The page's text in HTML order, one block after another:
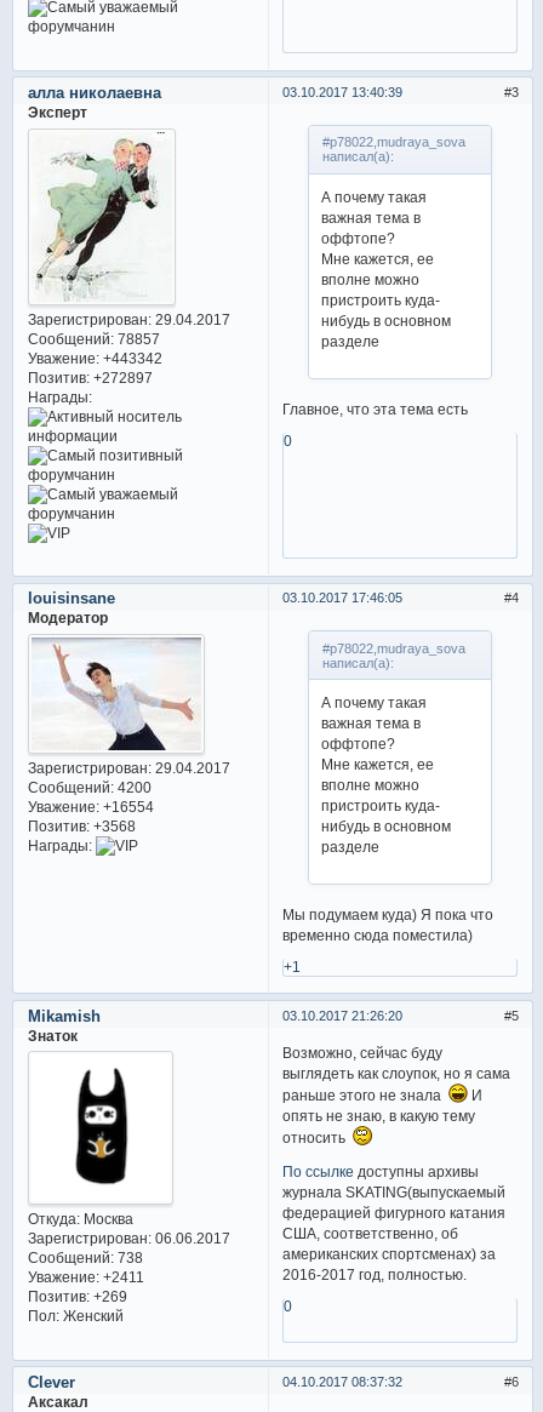
3
03.10.2017 13:40:39
алла николаевна
Эксперт
Зарегистрирован: 29.04.2017
Сообщений:78857
Уважение: +443342
Позитив: +272897
Награды:
#p78022,mudraya_sova
написал(а):
А почему такая
важная тема в
оффтопе?
Мне кажется, ее
вполне можно
пристроить куда-
нибудь в основном
разделе
Главное, что эта тема есть
0
4
03.10.2017 17:46:05
louisinsane
Модератор
Зарегистрирован: 29.04.2017
Сообщений:4200
Уважение: +16554
Позитив: +3568
Награды:
#p78022,mudraya_sova
написал(а):
А почему такая
важная тема в
оффтопе?
Мне кажется, ее
вполне можно
пристроить куда-
нибудь в основном
разделе
Мы подумаем куда) Я пока что
временно сюда поместила)
+1
5
03.10.2017 21:26:20
Mikamish
Знаток
Откуда:Москва
Зарегистрирован: 06.06.2017
Сообщений:738
Уважение: +2411
Позитив: +269
Пол:Женский
Возможно, сейчас буду
выглядеть как слоупок, но я сама
раньше этого не знала
И
опять не знаю, в какую тему
относить
По ссылке доступны архивы
журнала SKATING(выпускаемый
федерацией фигурного катания
США, соответственно, об
американских спортсменах) за
2016-2017 год, полностью.
0
6
04.10.2017 08:37:32
Clever
Аксакал